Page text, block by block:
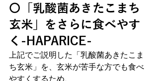
〇「乳酸菌あきたこまち
玄米」をさらに食べやす
く-HAPARICE-
上記でご説明した「乳酸菌あきたこま
ち玄米」を、玄米が苦手な方でも食べ
やすくするため、